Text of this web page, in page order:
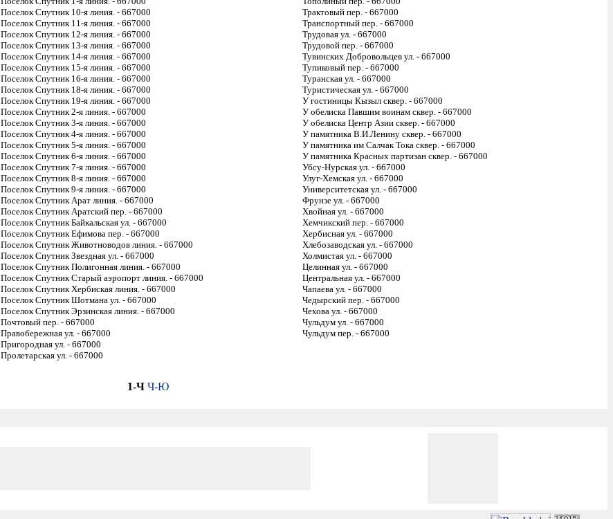
Поселок Спутник 10-я линия. - 667000
Поселок Спутник 11-я линия. - 667000
Поселок Спутник 12-я линия. - 667000
Поселок Спутник 13-я линия. - 667000
Поселок Спутник 14-я линия. - 667000
Поселок Спутник 15-я линия. - 667000
Поселок Спутник 16-я линия. - 667000
Поселок Спутник 18-я линия. - 667000
Поселок Спутник 19-я линия. - 667000
Поселок Спутник 2-я линия. - 667000
Поселок Спутник 3-я линия. - 667000
Поселок Спутник 4-я линия. - 667000
Поселок Спутник 5-я линия. - 667000
Поселок Спутник 6-я линия. - 667000
Поселок Спутник 7-я линия. - 667000
Поселок Спутник 8-я линия. - 667000
Поселок Спутник 9-я линия. - 667000
Поселок Спутник Арат линия. - 667000
Поселок Спутник Аратский пер. - 667000
Поселок Спутник Байкальская ул. - 667000
Поселок Спутник Ефимова пер. - 667000
Поселок Спутник Животноводов линия. - 667000
Поселок Спутник Звездная ул. - 667000
Поселок Спутник Полигонная линия. - 667000
Поселок Спутник Старый аэропорт линия. - 667000
Поселок Спутник Хербиская линия. - 667000
Поселок Спутник Шотмана ул. - 667000
Поселок Спутник Эрзинская линия. - 667000
Почтовый пер. - 667000
Правобережная ул. - 667000
Пригородная ул. - 667000
Пролетарская ул. - 667000
Трактовый пер. - 667000
Транспортный пер. - 667000
Трудовая ул. - 667000
Трудовой пер. - 667000
Тувинских Добровольцев ул. - 667000
Тупиковый пер. - 667000
Туранская ул. - 667000
Туристическая ул. - 667000
У гостиницы Кызыл сквер. - 667000
У обелиска Павшим воинам сквер. - 667000
У обелиска Центр Азии сквер. - 667000
У памятника В.И.Ленину сквер. - 667000
У памятника им Салчак Тока сквер. - 667000
У памятника Красных партизан сквер. - 667000
Убсу-Нурская ул. - 667000
Улуг-Хемская ул. - 667000
Университетская ул. - 667000
Фрунзе ул. - 667000
Хвойная ул. - 667000
Хемчикский пер. - 667000
Хербисная ул. - 667000
Хлебозаводская ул. - 667000
Холмистая ул. - 667000
Целинная ул. - 667000
Центральная ул. - 667000
Чапаева ул. - 667000
Чедырский пер. - 667000
Чехова ул. - 667000
Чульдум ул. - 667000
Чульдум пер. - 667000
1-Ч Ч-Ю